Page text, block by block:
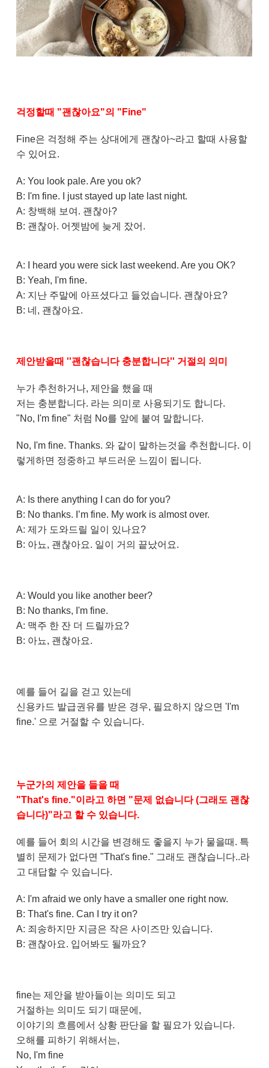
걱정할때 "괜찮아요"의 "Fine"
Fine은 걱정해 주는 상대에게 괜찮아~라고 할때 사용할
수 있어요.
A: You look pale. Are you ok?
B: I'm fine. I just stayed up late last night.
A: 창백해 보여. 괜찮아?
B: 괜찮아. 어젯밤에 늦게 잤어.
A: I heard you were sick last weekend. Are you OK?
B: Yeah, I'm fine.
A: 지난 주말에 아프셨다고 들었습니다. 괜찮아요?
B: 네, 괜찮아요.
제안받을때 ''괜찮습니다 충분합니다'' 거절의 의미
누가 추천하거나, 제안을 했을 때
저는 충분합니다. 라는 의미로 사용되기도 합니다.
"No, I'm fine" 처럼 No를 앞에 붙여 말합니다.
No, I'm fine. Thanks. 와 같이 말하는것을 추천합니다. 이
렇게하면 정중하고 부드러운 느낌이 됩니다.
A: Is there anything I can do for you?
B: No thanks. I’m fine. My work is almost over.
A: 제가 도와드릴 일이 있나요?
B: 아뇨, 괜찮아요. 일이 거의 끝났어요.
A: Would you like another beer?
B: No thanks, I'm fine.
A: 맥주 한 잔 더 드릴까요?
B: 아뇨, 괜찮아요.
예를 들어 길을 걷고 있는데
신용카드 발급권유를 받은 경우, 필요하지 않으면 'I'm
fine.' 으로 거절할 수 있습니다.
누군가의 제안을 들을 때
"That's fine."이라고 하면 "문제 없습니다 (그래도 괜찮
습니다)"라고 할 수 있습니다.
예를 들어 회의 시간을 변경해도 좋을지 누가 물을때. 특
별히 문제가 없다면 "That's fine." 그래도 괜찮습니다..라
고 대답할 수 있습니다.
A: I'm afraid we only have a smaller one right now.
B: That's fine. Can I try it on?
A: 죄송하지만 지금은 작은 사이즈만 있습니다.
B: 괜찮아요. 입어봐도 될까요?
fine는 제안을 받아들이는 의미도 되고
거절하는 의미도 되기 때문에,
이야기의 흐름에서 상황 판단을 할 필요가 있습니다.
오해를 피하기 위해서는,
No, I'm fine